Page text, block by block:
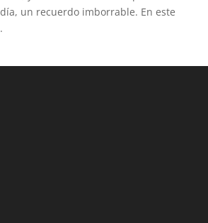
un recuerdo imborrable. En este